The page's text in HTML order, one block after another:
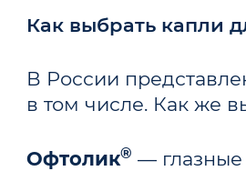
Как выбрать капли
В России
в том числе. Как же
Офтолик® —